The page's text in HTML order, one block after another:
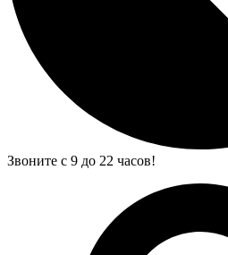
Звоните с 9 до 22 часов!